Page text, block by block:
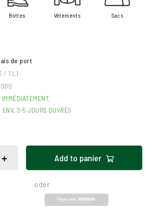
Bottes Vêtements Sacs
de port
/ 1 L)
3-5 JOURS OUVRÉS
+ Add to panier
oder